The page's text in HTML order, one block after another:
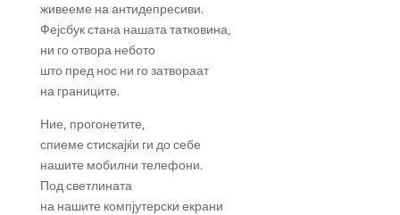
живееме на антидепресиви.
Фејсбук стана нашата татковина,
ни го отвора небото
што пред нос ни го затвораат
на границите.
Ние, прогонетите,
спиеме стискајќи ги до себе
нашите мобилни телефони.
Под светлината
на нашите компјутерски екрани